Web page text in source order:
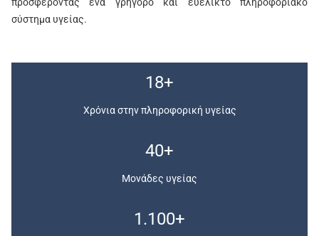
προσφέροντας ένα γρήγορο και ευέλικτο πληροφοριακό
σύστημα υγείας.
18+
Χρόνια στην πληροφορική υγείας
40+
Μονάδες υγείας
1.100+